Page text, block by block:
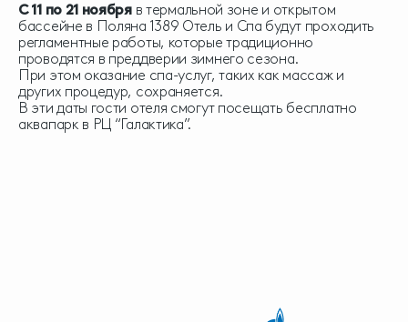
С 11 по 21 ноябряв термальной зоне и открытом
бассейне в Поляна 1389 Отель и Спа будут проходить
регламентные работы, которые традиционно
проводятся в преддверии зимнего сезона.
При этом оказание спа-услуг, таких как массаж и
других процедур, сохраняется.
В эти даты гости отеля смогут посещать бесплатно
аквапарк в РЦ “Галактика”.